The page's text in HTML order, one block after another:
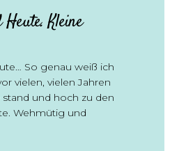
Kleine
So genau weiß ich
vielen, vielen Jahren
stand und hoch zu den
Wehmütig und